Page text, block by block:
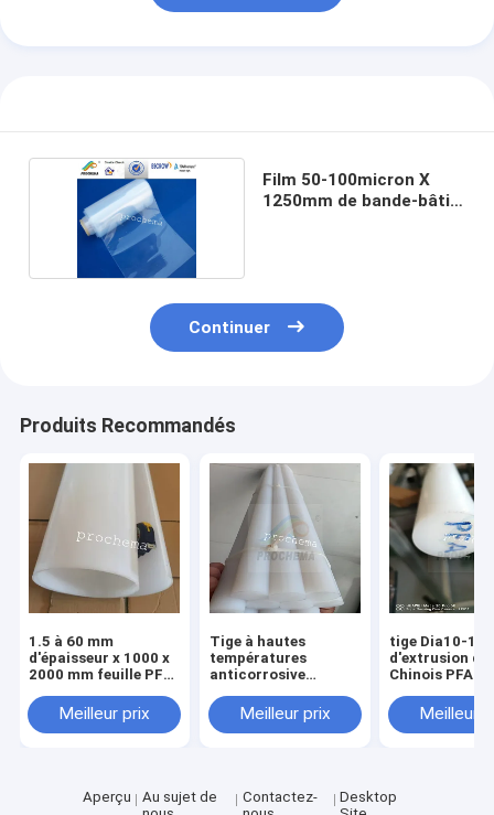
Film 50-100micron X
1250mm de bande-bâti
Continuer
Produits Recommandés
1.5 à 60 mm
d'épaisseur x 1000 x
2000 mm feuille PFA,
PFA
Meilleur prix
Tige à hautes
températures
anticorrosive
Meilleur prix
tige Dia10-
d'extrusion du
Chinois PFA de
Meilleur
Aperçu
Au sujet de
Contactez-
Desktop